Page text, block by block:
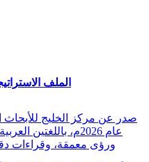
الملف
صدر عن مركز الخليج للأبحاث
عام 2026م، باللغتين
ورؤى معمقة، وقراءات